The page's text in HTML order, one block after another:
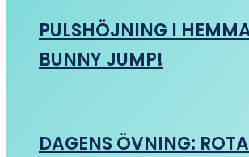
PULSHÖJNING I
BUNNY JUMP!
DAGENS ÖVNING: